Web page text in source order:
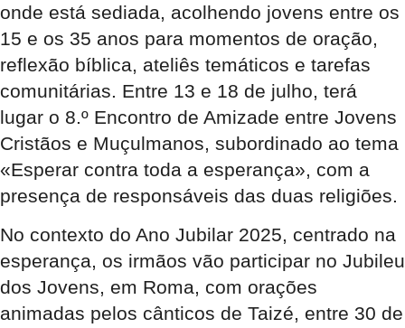
onde está sediada, acolhendo jovens entre os
15 e os 35 anos para momentos de oração,
reflexão bíblica, ateliês temáticos e tarefas
comunitárias. Entre 13 e 18 de julho, terá
lugar o 8.º Encontro de Amizade entre Jovens
Cristãos e Muçulmanos, subordinado ao tema
«Esperar contra toda a esperança», com a
presença de responsáveis das duas religiões.
No contexto do Ano Jubilar 2025, centrado na
esperança, os irmãos vão participar no Jubileu
dos Jovens, em Roma, com orações
animadas pelos cânticos de Taizé, entre 30 de